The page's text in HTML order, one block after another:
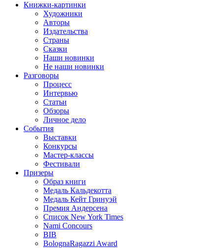
Книжки-картинки
Художники
Авторы
Издательства
Страны
Сказки
Наши новинки
Не наши новинки
Разговоры
Процесс
Интервью
Статьи
Обзоры
Личное дело
События
Выставки
Конкурсы
Мастер-классы
Фестивали
Призеры
Образ книги
Медаль Кальдекотта
Медаль Кейт Гринуэй
Премия Андерсена
Список New York Times
Nami Concours
BIB
BolognaRagazzi Award